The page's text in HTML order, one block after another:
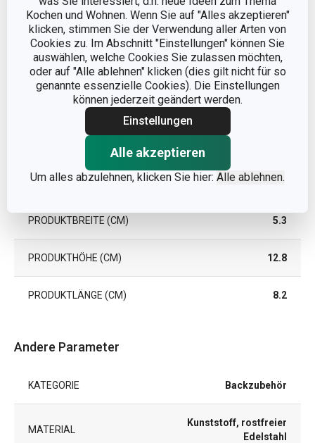
Kochen und Wohnen. Wenn Sie auf "Alles akzeptieren"
klicken, stimmen Sie der Verwendung aller Arten von
Cookies zu. Im Abschnitt "Einstellungen" können Sie
auswählen, welche Cookies Sie zulassen möchten,
oder auf "Alle ablehnen" klicken (dies gilt nicht für so
genannte essenzielle Cookies). Die Einstellungen
können jederzeit geändert werden.
Einstellungen
Alle akzeptieren
Um alles abzulehnen, klicken Sie hier: Alle ablehnen.
Abmessungen
PRODUKTBREITE (CM) 5.3
PRODUKTHÖHE (CM) 12.8
PRODUKTLÄNGE (CM) 8.2
Andere Parameter
KATEGORIE Backzubehör
MATERIAL
Kunststoff, rostfreier
Edelstahl